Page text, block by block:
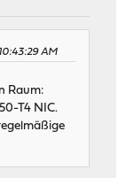
AM
Raum:
T4 NIC.